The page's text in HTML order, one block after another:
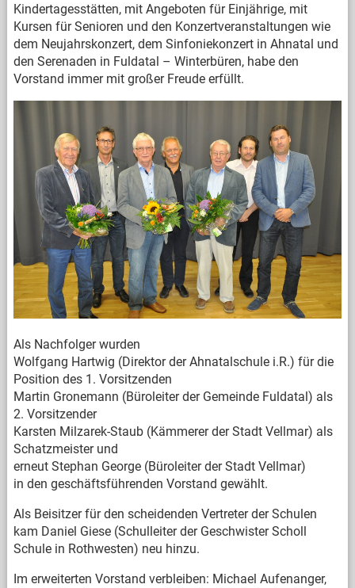
Kindertagesstätten, mit Angeboten für Einjährige, mit
Kursen für Senioren und den Konzertveranstaltungen wie
dem Neujahrskonzert, dem Sinfoniekonzert in Ahnatal und
den Serenaden in Fuldatal – Winterbüren, habe den
Vorstand immer mit großer Freude erfüllt.
Als Nachfolger wurden
Wolfgang Hartwig (Direktor der Ahnatalschule i.R.) für die
Position des 1. Vorsitzenden
Martin Gronemann (Büroleiter der Gemeinde Fuldatal) als
2. Vorsitzender
Karsten Milzarek-Staub (Kämmerer der Stadt Vellmar) als
Schatzmeister und
erneut Stephan George (Büroleiter der Stadt Vellmar)
in den geschäftsführenden Vorstand gewählt.
Als Beisitzer für den scheidenden Vertreter der Schulen
kam Daniel Giese (Schulleiter der Geschwister Scholl
Schule in Rothwesten) neu hinzu.
Im erweiterten Vorstand verbleiben: Michael Aufenanger,